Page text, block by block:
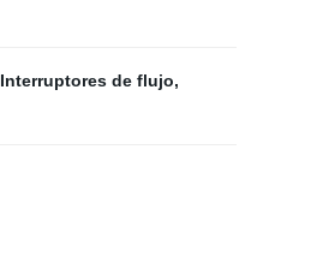
Interruptores de flujo,